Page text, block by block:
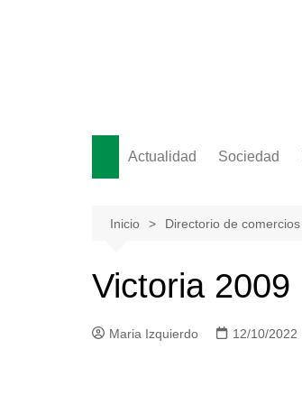
Actualidad Sociedad
Inicio Directorio de comercios
Victoria 2009
Maria Izquierdo 12/10/2022